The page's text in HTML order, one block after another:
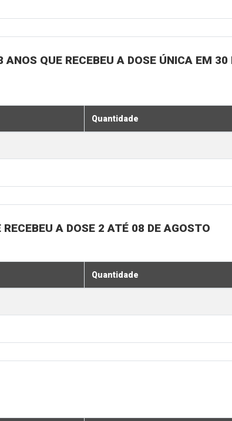
QUE RECEBEU A DOSE ÚNICA EM 30
Quantidade
A DOSE 2 ATÉ 08 DE AGOSTO
Quantidade